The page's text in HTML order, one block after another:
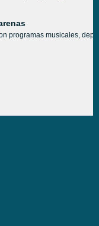
programas musicales,